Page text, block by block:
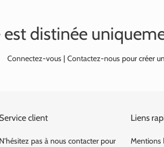
est distinée
Connectez-vous | Contactez-nous pour créer
Service client
N'hésitez pas à nous contacter pour
Liens
Mentions